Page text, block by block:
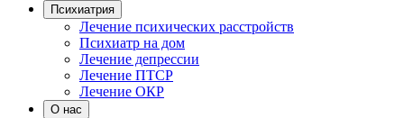
Психиатрия
Лечение психических расстройств
Психиатр на дом
Лечение депрессии
Лечение ПТСР
Лечение ОКР
О нас